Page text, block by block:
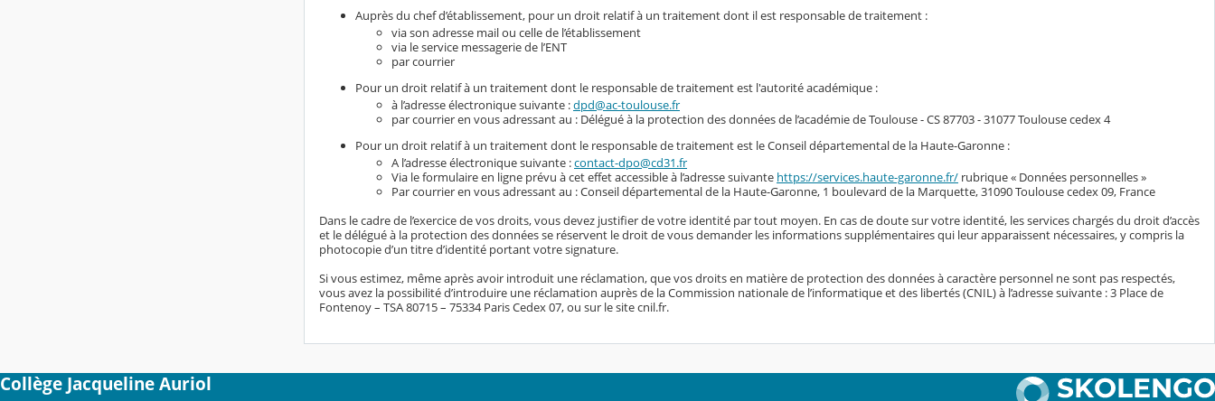
Auprès du chef d’établissement, pour un droit relatif à un traitement dont il est responsable de traitement :
via son adresse mail ou celle de l’établissement
via le service messagerie de l’ENT
par courrier
Pour un droit relatif à un traitement dont le responsable de traitement est l'autorité académique :
à l’adresse électronique suivante :dpd@ac-toulouse.fr
par courrier en vous adressant au : Délégué à la protection des données de l’académie de Toulouse - CS 87703 - 31077 Toulouse cedex 4
Pour un droit relatif à un traitement dont le responsable de traitement est le Conseil départemental de la Haute-Garonne :
A l’adresse électronique suivante :contact-dpo@cd31.fr
Via le formulaire en ligne prévu à cet effet accessible à l’adresse suivante https://services.haute-garonne.fr/ rubrique « Données personnelles »
Par courrier en vous adressant au : Conseil départemental de la Haute-Garonne, 1 boulevard de la Marquette, 31090 Toulouse cedex 09, France
Dans le cadre de l’exercice de vos droits, vous devez justifier de votre identité par tout moyen. En cas de doute sur votre identité, les services chargés du droit d’accès
et le délégué à la protection des données se réservent le droit de vous demander les informations supplémentaires qui leur apparaissent nécessaires, y compris la
photocopie d’un titre d’identité portant votre signature.
Si vous estimez, même après avoir introduit une réclamation, que vos droits en matière de protection des données à caractère personnel ne sont pas respectés,
vous avez la possibilité d’introduire une réclamation auprès de la Commission nationale de l’informatique et des libertés (CNIL) à l’adresse suivante : 3 Place de
Fontenoy – TSA 80715 – 75334 Paris Cedex 07, ou sur le site cnil.fr.
Collège Jacqueline Auriol